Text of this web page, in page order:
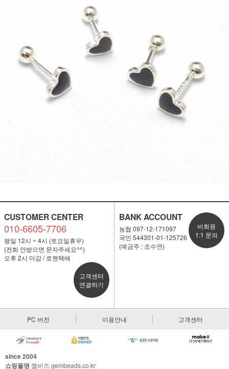
CUSTOMER CENTER
010-6605-7706
평일 12시 ~ 4시 (토요일휴무)
(전화 안받으면 문자주세요^^)
오후 2시 마감 / 로젠택배
고객센터
연결하기
BANK ACCOUNT
농협 097-12-171097
국민 544301-01-125726
(예금주 : 조수연)
비회원
1:1 문의
PC 버전 이용안내 고객센터
since 2004
쇼핑몰명 젬비즈 gembeads.co.kr